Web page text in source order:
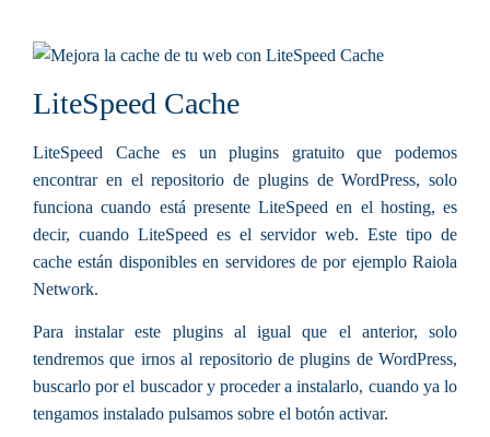
LiteSpeed Cache
LiteSpeed Cache es un plugins gratuito que podemos
encontrar en el repositorio de plugins de WordPress, solo
funciona cuando está presente LiteSpeed en el hosting, es
decir, cuando LiteSpeed es el servidor web. Este tipo de
cache están disponibles en servidores de por ejemplo Raiola
Network.
Para instalar este plugins al igual que el anterior, solo
tendremos que irnos al repositorio de plugins de WordPress,
buscarlo por el buscador y proceder a instalarlo, cuando ya lo
tengamos instalado pulsamos sobre el botón activar.